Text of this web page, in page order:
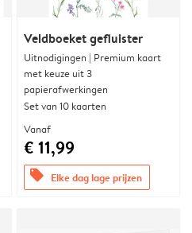
Veldboeket gefluister
Uitnodigingen | Premium kaart
met keuze uit 3
papierafwerkingen
Set van 10 kaarten
Vanaf
€ 11,99
offers Elke dag lage prijzen